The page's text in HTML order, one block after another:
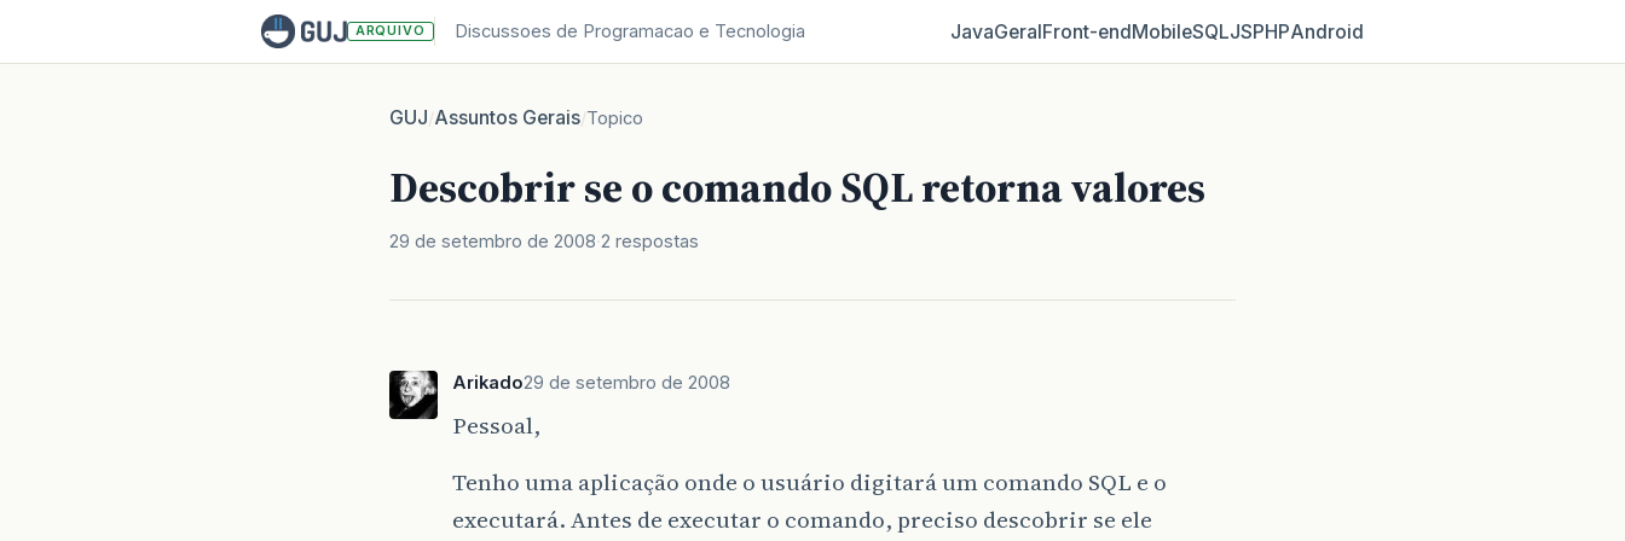
ARQUIVO Discussoes de Programacao e Tecnologia JavaGeralFront‑endMobileSQLJSPHPAndroid
GUJ/Assuntos Gerais/Topico
Descobrir se o comando SQL retorna valores
29 de setembro de 2008 2 respostas
Arikado29 de setembro de 2008
Pessoal,
Tenho uma aplicação onde o usuário digitará um comando SQL e o
executará. Antes de executar o comando, preciso descobrir se ele